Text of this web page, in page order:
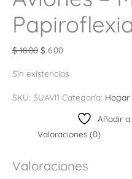
$18.00 $ 6.00
Sin existencias
SKU: SUAVI1 Categoría: Hogar
Añadir a
Valoraciones (0)
Valoraciones